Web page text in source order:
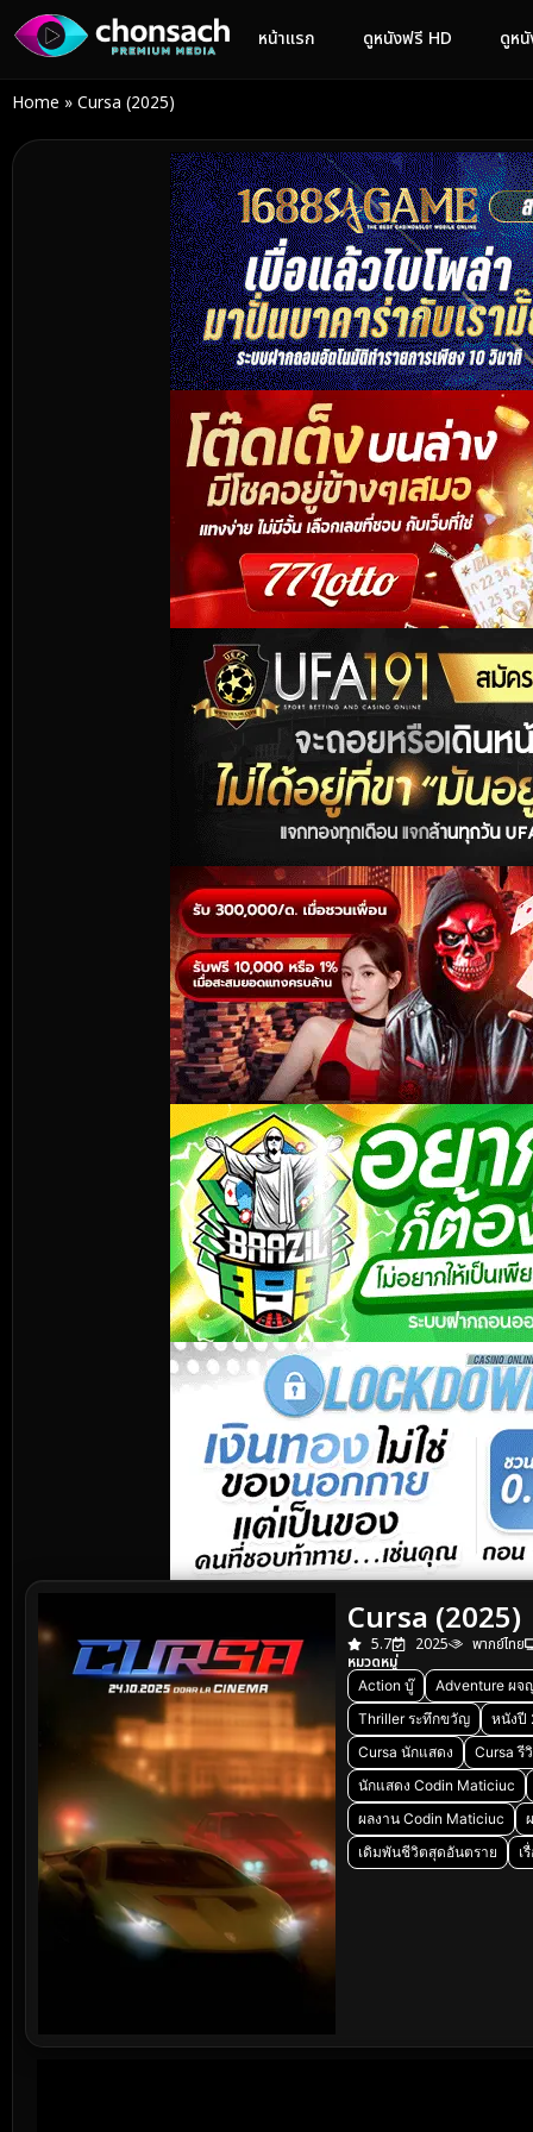
หน้าแรก ดูหนังฟรี HD ดูห
Home » Cursa (2025)
Cursa (2025)
5.7 2025
พากย์ไทย
หมวดหมู่
Action บู๊
Adventure ผจ
Thriller ระทึกขวัญ
หนังปี
Cursa นักแสดง
Cursa รี
นักแสดง Codin Maticiuc
ผลงาน Codin Maticiuc
เดิมพันชีวิตสุดอันตราย
เ